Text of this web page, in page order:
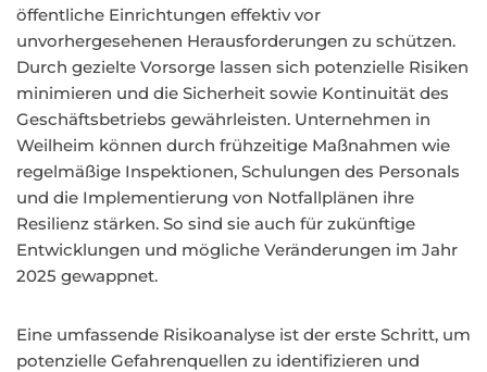
öffentliche Einrichtungen effektiv vor
unvorhergesehenen Herausforderungen zu schützen.
Durch gezielte Vorsorge lassen sich potenzielle Risiken
minimieren und die Sicherheit sowie Kontinuität des
Geschäftsbetriebs gewährleisten. Unternehmen in
Weilheim können durch frühzeitige Maßnahmen wie
regelmäßige Inspektionen, Schulungen des Personals
und die Implementierung von Notfallplänen ihre
Resilienz stärken. So sind sie auch für zukünftige
Entwicklungen und mögliche Veränderungen im Jahr
2025 gewappnet.
Eine umfassende Risikoanalyse ist der erste Schritt, um
potenzielle Gefahrenquellen zu identifizieren und